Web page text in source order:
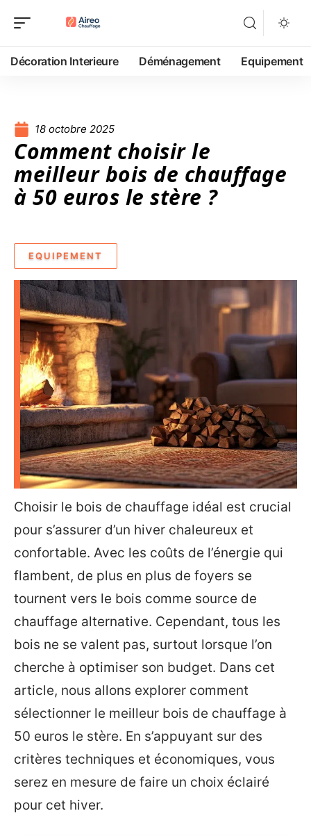
Décoration Interieure Déménagement Equipement
18 octobre 2025
Comment choisir le
meilleur bois de chauffage
à 50 euros le stère ?
EQUIPEMENT
Choisir le bois de chauffage idéal est crucial
pour s’assurer d’un hiver chaleureux et
confortable. Avec les coûts de l’énergie qui
flambent, de plus en plus de foyers se
tournent vers le bois comme source de
chauffage alternative. Cependant, tous les
bois ne se valent pas, surtout lorsque l’on
cherche à optimiser son budget. Dans cet
article, nous allons explorer comment
sélectionner le meilleur bois de chauffage à
50 euros le stère. En s’appuyant sur des
critères techniques et économiques, vous
serez en mesure de faire un choix éclairé
pour cet hiver.